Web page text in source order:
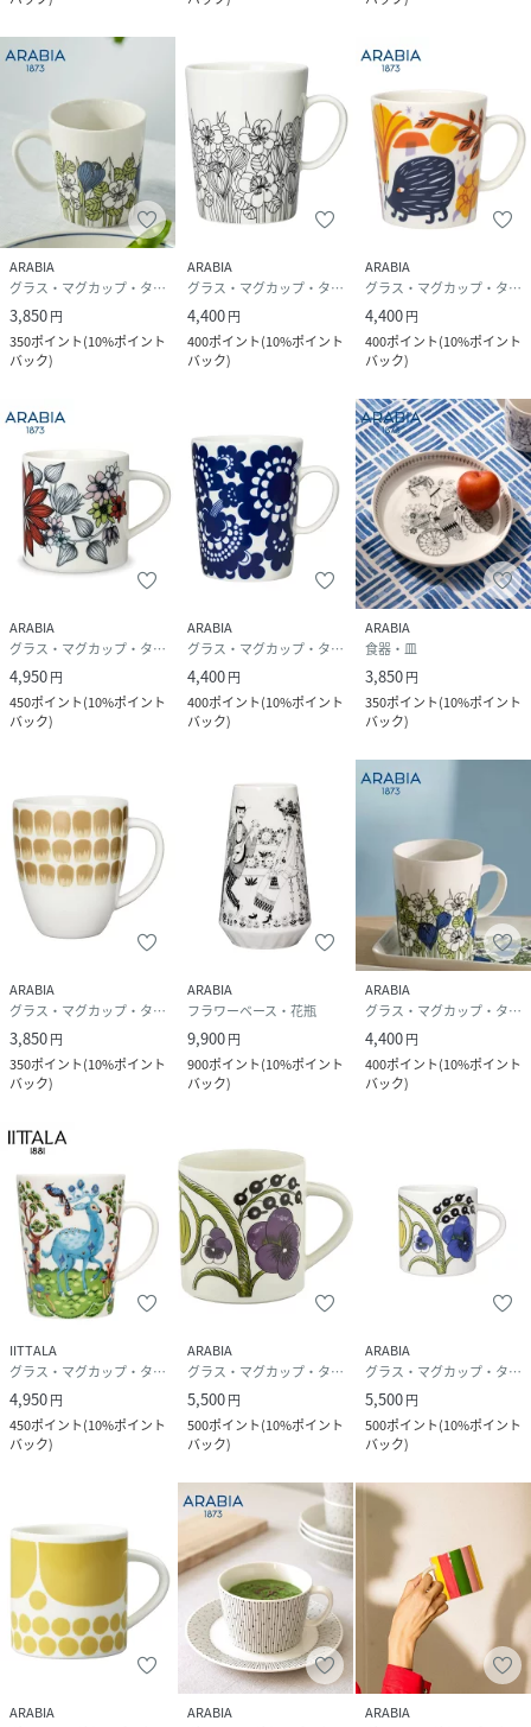
ARABIA
グラス・マグカップ・タンブラー
3,850円
350ポイント(10%ポイント
バック)
ARABIA
グラス・マグカップ・タンブラー
4,400円
400ポイント(10%ポイント
バック)
ARABIA
グラス・マグカップ・タンブラー
4,400円
400ポイント(10%ポイント
バック)
ARABIA
グラス・マグカップ・タンブラー
4,950円
450ポイント(10%ポイント
バック)
ARABIA
グラス・マグカップ・タンブラー
4,400円
400ポイント(10%ポイント
バック)
ARABIA
食器・皿
3,850円
350ポイント(10%ポイント
バック)
ARABIA
グラス・マグカップ・タンブラー
3,850円
350ポイント(10%ポイント
バック)
ARABIA
フラワーベース・花瓶
9,900円
900ポイント(10%ポイント
バック)
ARABIA
グラス・マグカップ・タンブラー
4,400円
400ポイント(10%ポイント
バック)
IITTALA
グラス・マグカップ・タンブラー
4,950円
450ポイント(10%ポイント
バック)
ARABIA
グラス・マグカップ・タンブラー
5,500円
500ポイント(10%ポイント
バック)
ARABIA
グラス・マグカップ・タンブラー
5,500円
500ポイント(10%ポイント
バック)
ARABIA
ARABIA
ARABIA